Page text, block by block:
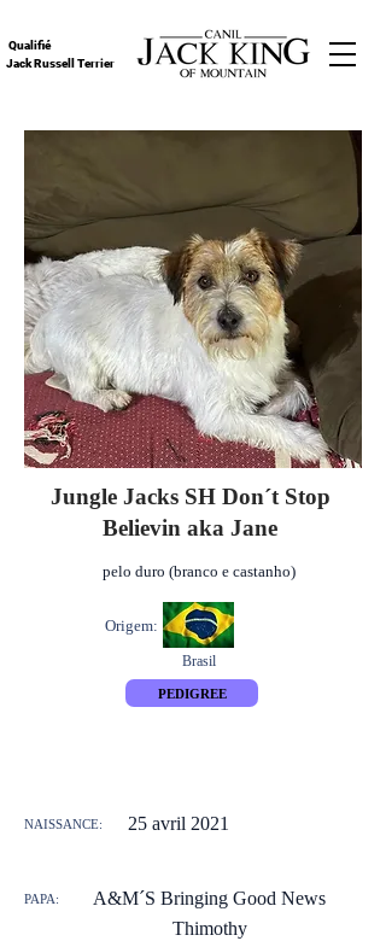
Qualifié
Jack Russell Terrier
Jungle Jacks SH Don´t Stop
Believin aka Jane
pelo duro (branco e castanho)
Origem:
Brasil
PEDIGREE
25 avril 2021
NAISSANCE:
PAPA:
A&M´S Bringing Good News
Thimothy